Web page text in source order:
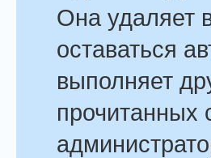
Она удаляет
оставаться
выполняет
прочитанных